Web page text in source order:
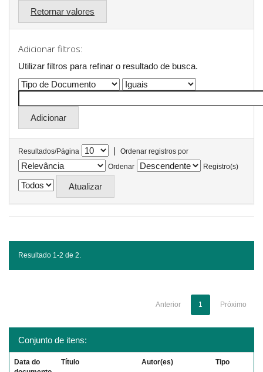
Retornar valores
Adicionar filtros:
Utilizar filtros para refinar o resultado de busca.
Resultados/Página |
Ordenar registros por
Ordenar
Registro(s)
Resultado 1-2 de 2.
Anterior 1 Próximo
Conjunto de itens:
Data do
Título Autor(es) Tipo